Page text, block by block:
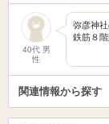
40代 男
性
弥彦神
鉄筋８
関連情報から探す